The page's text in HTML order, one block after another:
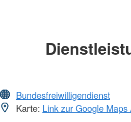
Bundesfreiwilligendienst
Karte: Link zur Google Maps